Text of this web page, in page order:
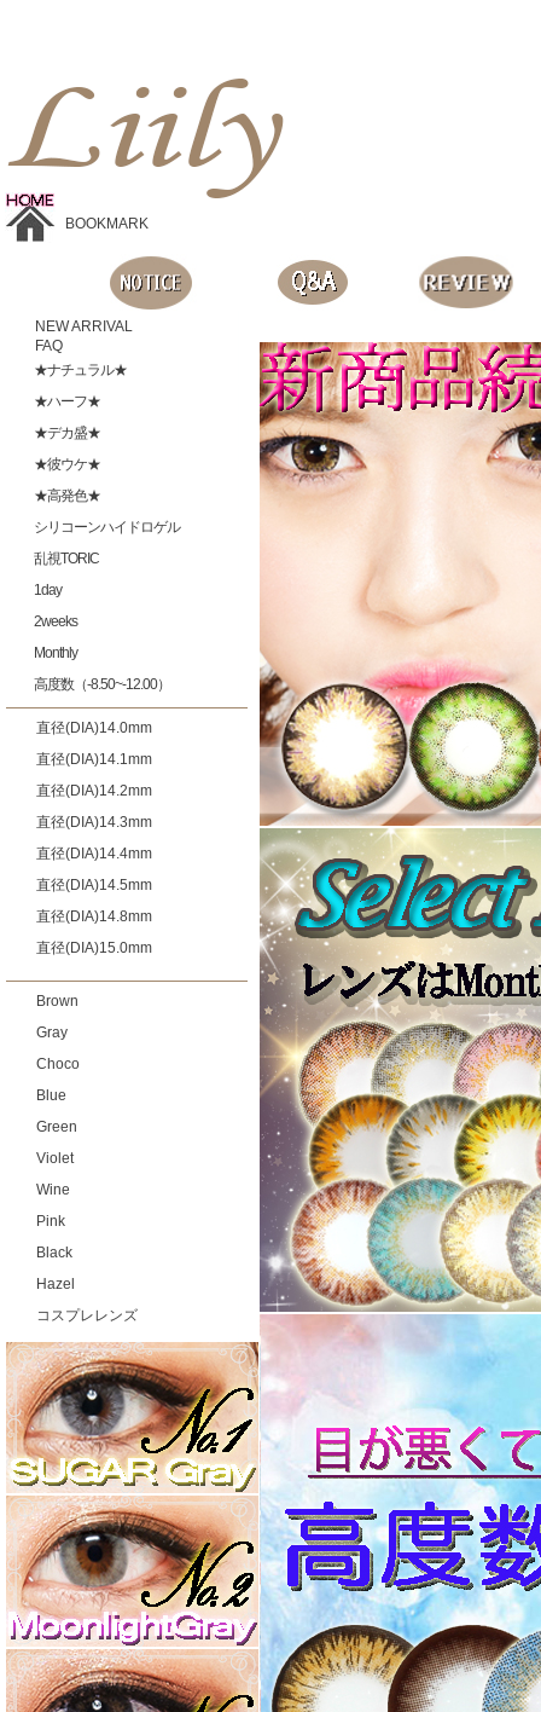
BOOKMARK
NEW ARRIVAL
FAQ
★ナチュラル★
★ハーフ★
★デカ盛★
★彼ウケ★
★高発色★
シリコーンハイドロゲル
乱視TORIC
1day
2weeks
Monthly
高度数（-8.50~-12.00）
直径(DIA)14.0mm
直径(DIA)14.1mm
直径(DIA)14.2mm
直径(DIA)14.3mm
直径(DIA)14.4mm
直径(DIA)14.5mm
直径(DIA)14.8mm
直径(DIA)15.0mm
Brown
Gray
Choco
Blue
Green
Violet
Wine
Pink
Black
Hazel
コスプレレンズ